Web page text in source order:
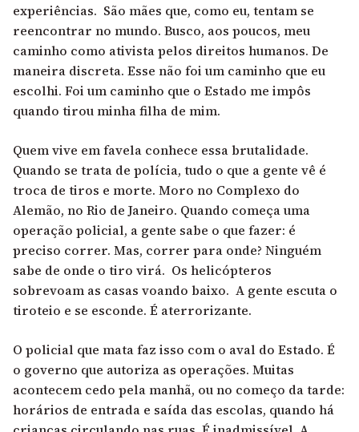
experiências. São mães que, como eu, tentam se
reencontrar no mundo. Busco, aos poucos, meu
caminho como ativista pelos direitos humanos. De
maneira discreta. Esse não foi um caminho que eu
escolhi. Foi um caminho que o Estado me impôs
quando tirou minha filha de mim.
Quem vive em favela conhece essa brutalidade.
Quando se trata de polícia, tudo o que a gente vê é
troca de tiros e morte. Moro no Complexo do
Alemão, no Rio de Janeiro. Quando começa uma
operação policial, a gente sabe o que fazer: é
preciso correr. Mas, correr para onde? Ninguém
sabe de onde o tiro virá. Os helicópteros
sobrevoam as casas voando baixo. A gente escuta o
tiroteio e se esconde. É aterrorizante.
O policial que mata faz isso com o aval do Estado. É
o governo que autoriza as operações. Muitas
acontecem cedo pela manhã, ou no começo da tarde:
horários de entrada e saída das escolas, quando há